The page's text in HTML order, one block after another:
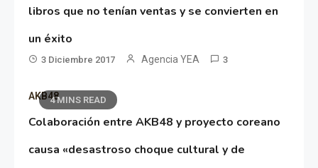
libros que no tenían ventas y se convierten en
un éxito
3 Diciembre 2017 Agencia YEA 3
4 MINS READ
AKB48
Colaboración entre AKB48 y proyecto coreano
causa «desastroso choque cultural y de